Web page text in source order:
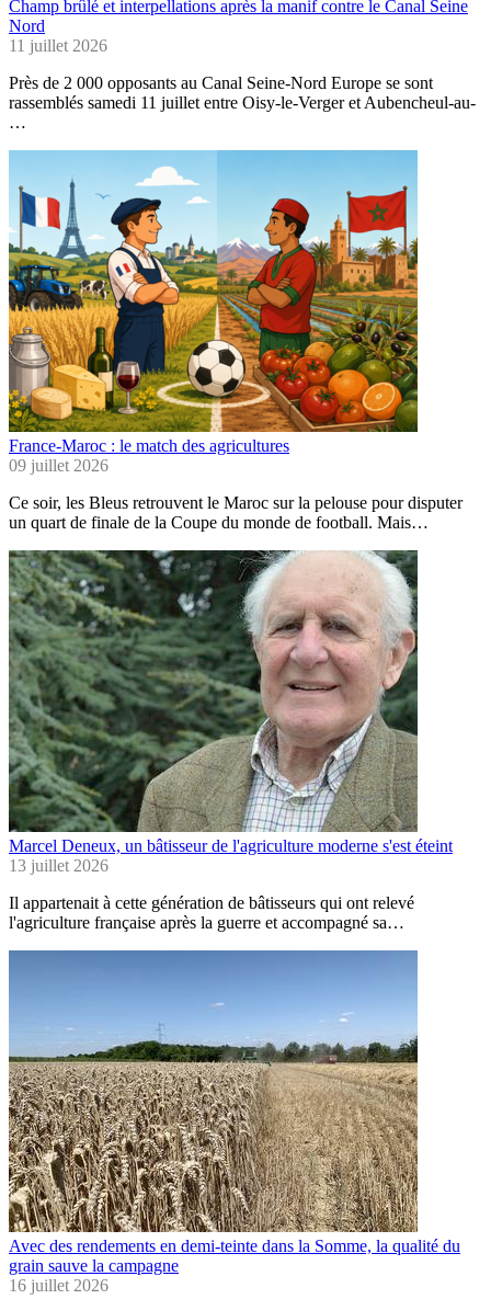
Champ brûlé et interpellations après la manif contre le Canal Seine
Nord
11 juillet 2026
Près de 2 000 opposants au Canal Seine-Nord Europe se sont
rassemblés samedi 11 juillet entre Oisy-le-Verger et Aubencheul-au-
…
France-Maroc : le match des agricultures
09 juillet 2026
Ce soir, les Bleus retrouvent le Maroc sur la pelouse pour disputer
un quart de finale de la Coupe du monde de football. Mais…
Marcel Deneux, un bâtisseur de l'agriculture moderne s'est éteint
13 juillet 2026
Il appartenait à cette génération de bâtisseurs qui ont relevé
l'agriculture française après la guerre et accompagné sa…
Avec des rendements en demi-teinte dans la Somme, la qualité du
grain sauve la campagne
16 juillet 2026